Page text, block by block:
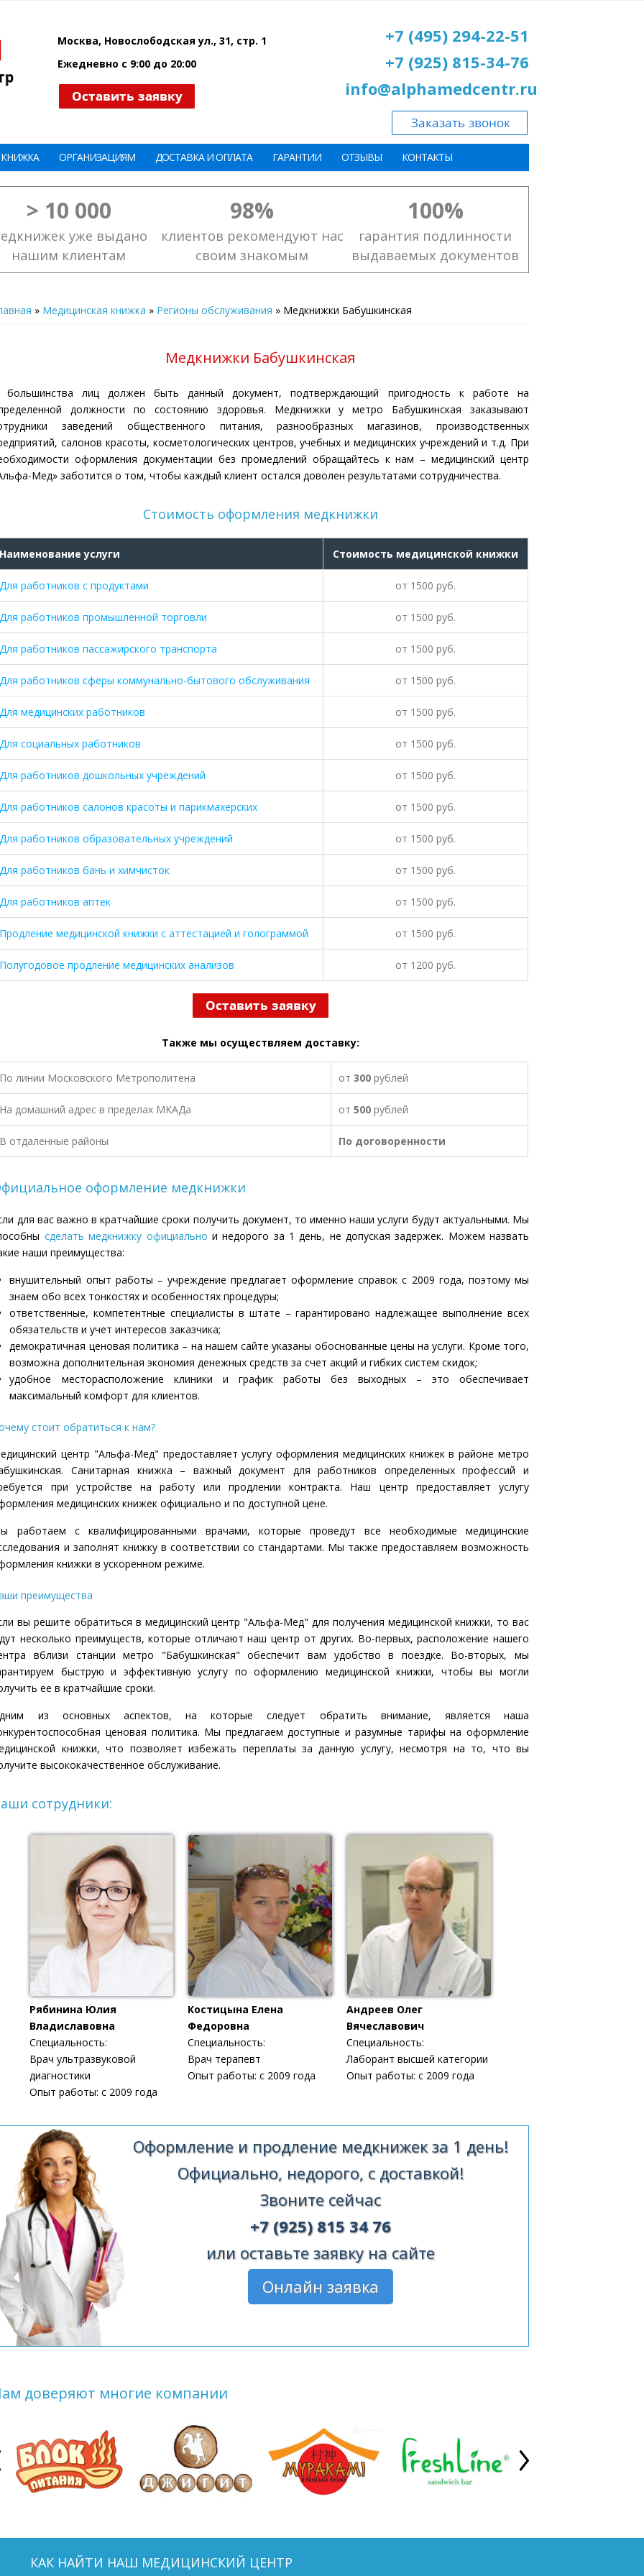
Москва, Новослободская ул., 31, стр. 1
Ежедневно с 9:00 до 20:00
+7 (495) 294-22-51
+7 (925) 815-34-76
info@alphamedcentr.ru
ОРГАНИЗАЦИЯМ ДОСТАВКА И ОПЛАТА ГАРАНТИИ ОТЗЫВЫ КОНТАКТЫ
> 10 000
уже выдано
нашим клиентам
98%
клиентов рекомендуют нас
своим знакомым
100%
гарантия подлинности
выдаваемых документов
» Медицинская книжка » Регионы обслуживания » Медкнижки Бабушкинская
Медкнижки Бабушкинская
лиц должен быть данный документ, подтверждающий пригодность к работе на
должности по состоянию здоровья. Медкнижки у метро Бабушкинская заказывают
заведений общественного питания, разнообразных магазинов, производственных
салонов красоты, косметологических центров, учебных и медицинских учреждений и т.д. При
оформления документации без промедлений обращайтесь к нам – медицинский центр
Мед» заботится о том, чтобы каждый клиент остался доволен результатами сотрудничества.
Стоимость оформления медкнижки
Наименование услуги Стоимость медицинской книжки
Для работников с продуктами от 1500 руб.
Для работников промышленной торговли от 1500 руб.
Для работников пассажирского транспорта от 1500 руб.
Для работников сферы коммунально-бытового обслуживания от 1500 руб.
Для медицинских работников от 1500 руб.
Для социальных работников от 1500 руб.
Для работников дошкольных учреждений от 1500 руб.
Для работников салонов красоты и парикмахерских от 1500 руб.
Для работников образовательных учреждений от 1500 руб.
Для работников бань и химчисток от 1500 руб.
Для работников аптек от 1500 руб.
Продление медицинской книжки с аттестацией и голограммой от 1500 руб.
Полугодовое продление медицинских анализов от 1200 руб.
Также мы осуществляем доставку:
По линии Московского Метрополитена от300 рублей
На домашний адрес в пределах МКАДа от500 рублей
В отдаленные районы По договоренности
оформление медкнижки
для вас важно в кратчайшие сроки получить документ, то именно наши услуги будут актуальными. Мы
сделать медкнижку официально и недорого за 1 день, не допуская задержек. Можем назвать
наши преимущества:
внушительный опыт работы – учреждение предлагает оформление справок с 2009 года, поэтому мы
знаем обо всех тонкостях и особенностях процедуры;
ответственные, компетентные специалисты в штате – гарантировано надлежащее выполнение всех
обязательств и учет интересов заказчика;
демократичная ценовая политика – на нашем сайте указаны обоснованные цены на услуги. Кроме того,
возможна дополнительная экономия денежных средств за счет акций и гибких систем скидок;
удобное месторасположение клиники и график работы без выходных – это обеспечивает
максимальный комфорт для клиентов.
стоит обратиться к нам?
центр "Альфа-Мед" предоставляет услугу оформления медицинских книжек в районе метро
Санитарная книжка – важный документ для работников определенных профессий и
при устройстве на работу или продлении контракта. Наш центр предоставляет услугу
медицинских книжек официально и по доступной цене.
работаем с квалифицированными врачами, которые проведут все необходимые медицинские
и заполнят книжку в соответствии со стандартами. Мы также предоставляем возможность
книжки в ускоренном режиме.
преимущества
вы решите обратиться в медицинский центр "Альфа-Мед" для получения медицинской книжки, то вас
несколько преимуществ, которые отличают наш центр от других. Во-первых, расположение нашего
вблизи станции метро "Бабушкинская" обеспечит вам удобство в поездке. Во-вторых, мы
быструю и эффективную услугу по оформлению медицинской книжки, чтобы вы могли
ее в кратчайшие сроки.
из основных аспектов, на которые следует обратить внимание, является наша
ценовая политика. Мы предлагаем доступные и разумные тарифы на оформление
книжки, что позволяет избежать переплаты за данную услугу, несмотря на то, что вы
высококачественное обслуживание.
сотрудники:
Рябинина Юлия
Владиславовна
Специальность:
Врач ультразвуковой
диагностики
Опыт работы: с 2009 года
Костицына Елена
Федоровна
Специальность:
Врач терапевт
Опыт работы: с 2009 года
Андреев Олег
Вячеславович
Специальность:
Лаборант высшей категории
Опыт работы: с 2009 года
Оформление и продление медкнижек за 1 день!
Официально, недорого, с доставкой!
Звоните сейчас
+7 (925) 815 34 76
или оставьте заявку на сайте
Онлайн заявка
доверяют многие компании
КАК НАЙТИ НАШ МЕДИЦИНСКИЙ ЦЕНТР